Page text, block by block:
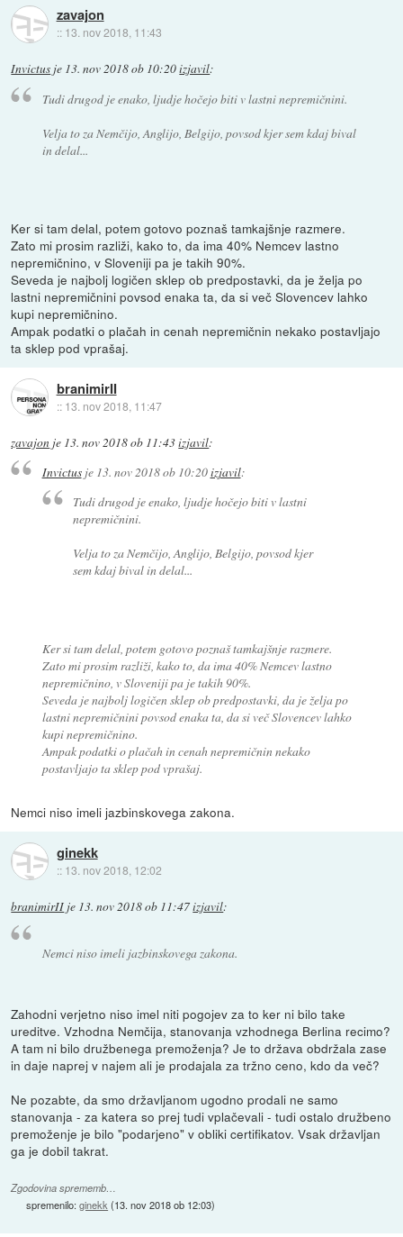
zavajon
:: 13. nov 2018, 11:43
Invictus je 13. nov 2018 ob 10:20izjavil:
Tudi drugod je enako, ljudje hočejo biti v lastni nepremičnini.
Velja to za Nemčijo, Anglijo, Belgijo, povsod kjer sem kdaj bival
in delal...
Ker si tam delal, potem gotovo poznaš tamkajšnje razmere.
Zato mi prosim razliži, kako to, da ima 40% Nemcev lastno
nepremičnino, v Sloveniji pa je takih 90%.
Seveda je najbolj logičen sklep ob predpostavki, da je želja po
lastni nepremičnini povsod enaka ta, da si več Slovencev lahko
kupi nepremičnino.
Ampak podatki o plačah in cenah nepremičnin nekako postavljajo
ta sklep pod vprašaj.
branimirII
:: 13. nov 2018, 11:47
zavajon je 13. nov 2018 ob 11:43izjavil:
Invictusje 13. nov 2018 ob 10:20izjavil:
Tudi drugod je enako, ljudje hočejo biti v lastni
nepremičnini.
Velja to za Nemčijo, Anglijo, Belgijo, povsod kjer
sem kdaj bival in delal...
Ker si tam delal, potem gotovo poznaš tamkajšnje razmere.
Zato mi prosim razliži, kako to, da ima 40% Nemcev lastno
nepremičnino, v Sloveniji pa je takih 90%.
Seveda je najbolj logičen sklep ob predpostavki, da je želja po
lastni nepremičnini povsod enaka ta, da si več Slovencev lahko
kupi nepremičnino.
Ampak podatki o plačah in cenah nepremičnin nekako
postavljajo ta sklep pod vprašaj.
Nemci niso imeli jazbinskovega zakona.
ginekk
:: 13. nov 2018, 12:02
branimirII je 13. nov 2018 ob 11:47izjavil:
Nemci niso imeli jazbinskovega zakona.
Zahodni verjetno niso imel niti pogojev za to ker ni bilo take
ureditve. Vzhodna Nemčija, stanovanja vzhodnega Berlina recimo?
A tam ni bilo družbenega premoženja? Je to država obdržala zase
in daje naprej v najem ali je prodajala za tržno ceno, kdo da več?
Ne pozabte, da smo državljanom ugodno prodali ne samo
stanovanja - za katera so prej tudi vplačevali - tudi ostalo družbeno
premoženje je bilo "podarjeno" v obliki certifikatov. Vsak državljan
ga je dobil takrat.
Zgodovina sprememb…
spremenilo:ginekk(13. nov 2018 ob 12:03)